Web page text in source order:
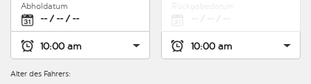
Abholdatum
Alter des Fahrers: